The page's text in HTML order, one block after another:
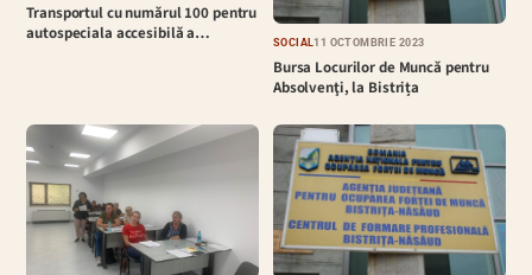
Transportul cu numărul 100 pentru
autospeciala accesibilă a…
SOCIAL11 OCTOMBRIE 2023
Bursa Locurilor de Muncă pentru
Absolvenţi, la Bistrița